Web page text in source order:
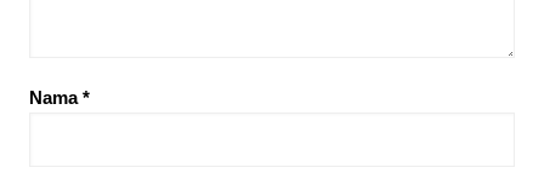
Nama*